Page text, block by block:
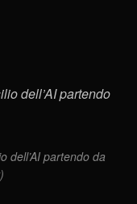
dell’AI partendo
dell’AI partendo da